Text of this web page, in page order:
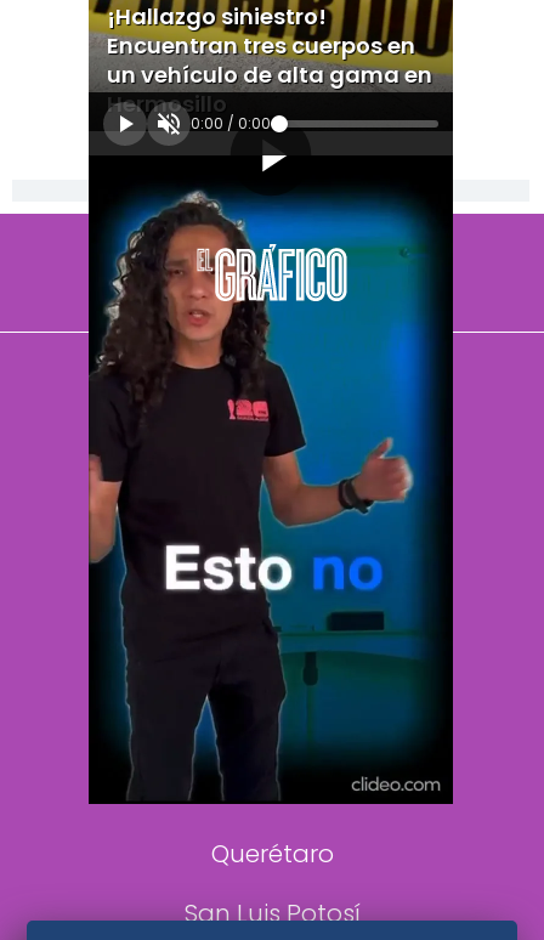
¡Hallazgo siniestro!
Encuentran tres cuerpos en
un vehículo de alta gama en
Hermosillo
0:00 / 0:00
[Publicidad]
El Universal
Vive USA
Clase
De 10 sports
DeDinero
Confabulario
Aviso Oportuno
Consultas
Querétaro
San Luis Potosí